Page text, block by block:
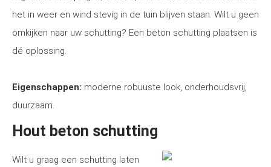
het in weer en wind stevig in de tuin blijven staan. Wilt u geen
omkijken naar uw schutting? Een beton schutting plaatsen is
dé oplossing.
Eigenschappen: moderne robuuste look, onderhoudsvrij,
duurzaam.
Hout beton schutting
Wilt u graag een schutting laten